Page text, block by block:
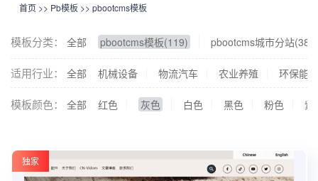
首页 >> Pb模板 >> pbootcms模板
模板分类： 全部 pbootcms模板(119) pbootcms城市分站(38)
适用行业： 全部 机械设备 物流汽车 农业养殖 环保能源
模板颜色： 全部 红色 灰色 白色 黑色 粉色 紫
独家